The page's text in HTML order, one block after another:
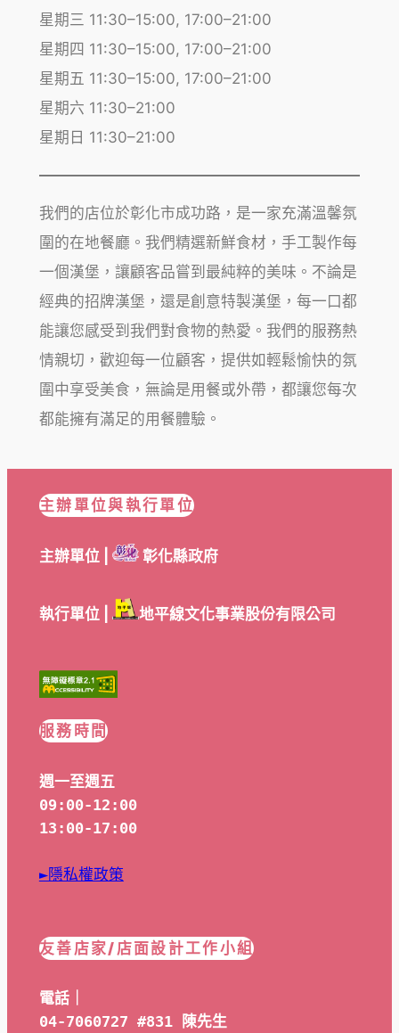
星期三 11:30–15:00, 17:00–21:00
星期四 11:30–15:00, 17:00–21:00
星期五 11:30–15:00, 17:00–21:00
星期六 11:30–21:00
星期日 11:30–21:00
我們的店位於彰化市成功路，是一家充滿溫馨氛
圍的在地餐廳。我們精選新鮮食材，手工製作每
一個漢堡，讓顧客品嘗到最純粹的美味。不論是
經典的招牌漢堡，還是創意特製漢堡，每一口都
能讓您感受到我們對食物的熱愛。我們的服務熱
情親切，歡迎每一位顧客，提供如輕鬆愉快的氛
圍中享受美食，無論是用餐或外帶，都讓您每次
都能擁有滿足的用餐體驗。
主辦單位與執行單位
主辦單位 | 彰化縣政府
執行單位 | 地平線文化事業股份有限公司
服務時間
週一至週五
09:00-12:00
13:00-17:00
►隱私權政策
友善店家/店面設計工作小組
電話｜
04-7060727 #831 陳先生